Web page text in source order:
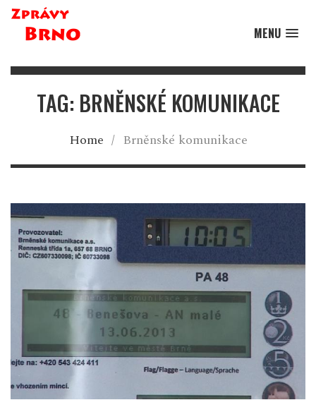
MENU
TAG: BRNĚNSKÉ KOMUNIKACE
Home / Brněnské komunikace